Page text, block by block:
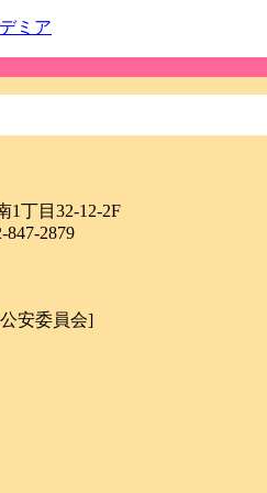
1丁目32-12-2F
2879
安委員会]